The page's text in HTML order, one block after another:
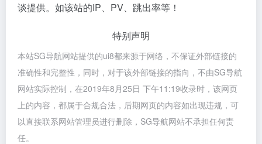
谈提供。如该站的IP、PV、跳出率等！
特别声明
本站SG导航网站提供的ui8都来源于网络，不保证外部链接的
准确性和完整性，同时，对于该外部链接的指向，不由SG导航
网站实际控制，在2019年8月25日 下午11:19收录时，该网页
上的内容，都属于合规合法，后期网页的内容如出现违规，可
以直接联系网站管理员进行删除，SG导航网站不承担任何责
任。